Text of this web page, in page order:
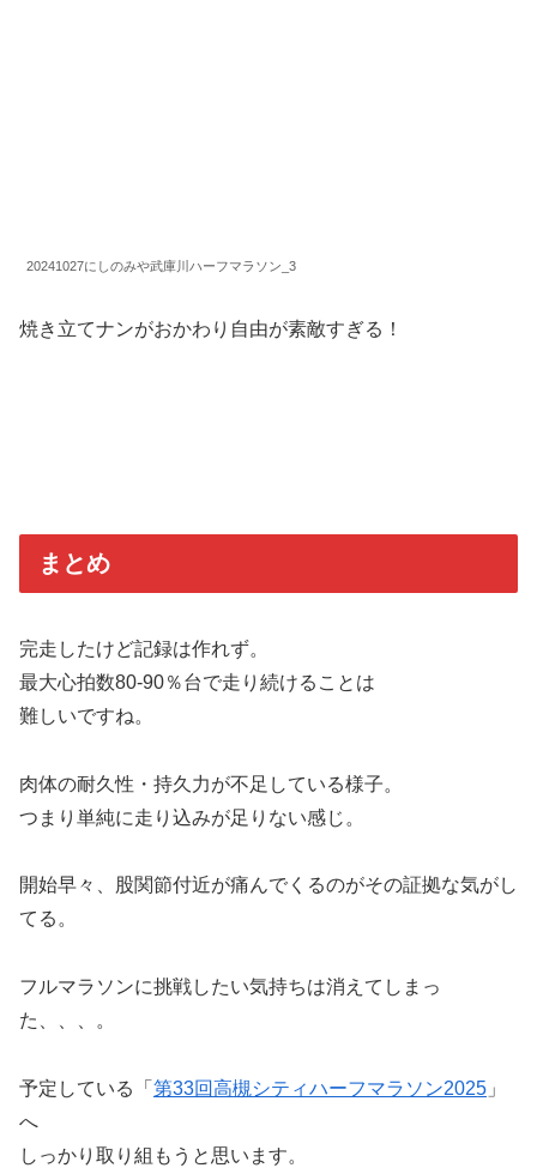
20241027にしのみや武庫川ハーフマラソン_3
焼き立てナンがおかわり自由が素敵すぎる！
まとめ
完走したけど記録は作れず。
最大心拍数80-90％台で走り続けることは
難しいですね。
肉体の耐久性・持久力が不足している様子。
つまり単純に走り込みが足りない感じ。
開始早々、股関節付近が痛んでくるのがその証拠な気がし
てる。
フルマラソンに挑戦したい気持ちは消えてしまっ
た、、、。
予定している「 第33回高槻シティハーフマラソン2025 」
へ
しっかり取り組もうと思います。